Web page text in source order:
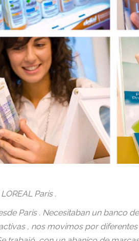
Paris .
Paris . Necesitaban un banco
, nos movimos por